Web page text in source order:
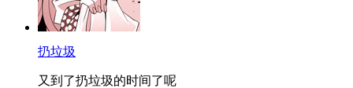
扔垃圾
又到了扔垃圾的时间了呢